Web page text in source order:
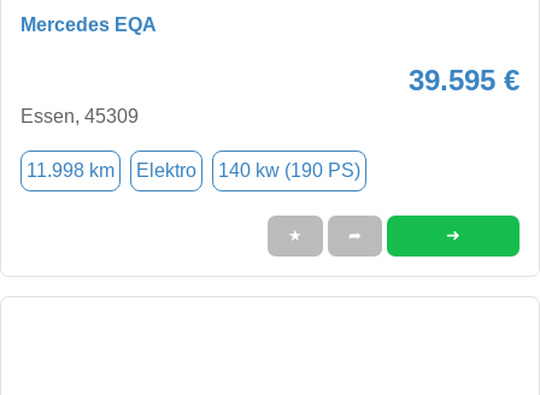
Mercedes EQA
39.595 €
Essen, 45309
11.998 km Elektro 140 kw (190 PS)
★ ➦ ➜